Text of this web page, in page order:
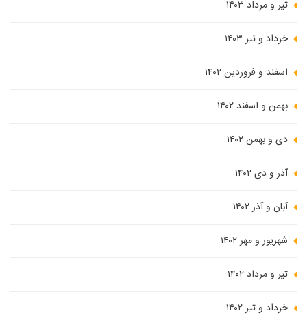
تیر و مرداد ۱۴۰۳
خرداد و تیر ۱۴۰۳
اسفند و فروردین ۱۴۰۲
بهمن و اسفند ۱۴۰۲
دی و بهمن ۱۴۰۲
آذر و دی ۱۴۰۲
آبان و آذر ۱۴۰۲
شهریور و مهر ۱۴۰۲
تیر و مرداد ۱۴۰۲
خرداد و تیر ۱۴۰۲